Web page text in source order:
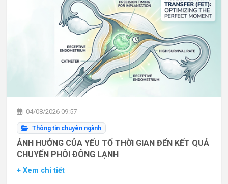
04/08/2026 09:57
Thông tin chuyên ngành
ẢNH HƯỞNG CỦA YẾU TỐ THỜI GIAN ĐẾN KẾT QUẢ
CHUYỂN PHÔI ĐÔNG LẠNH
+ Xem chi tiết